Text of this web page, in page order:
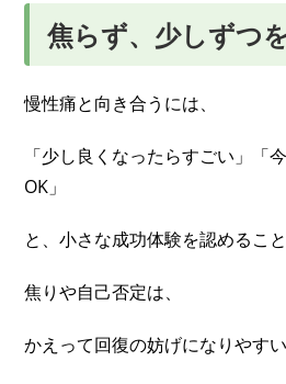
焦らず、少しずつ
慢性痛と向き合うには、
「少し良くなったらすごい」「
OK」
と、小さな成功体験を認めるこ
焦りや自己否定は、
かえって回復の妨げになりやす